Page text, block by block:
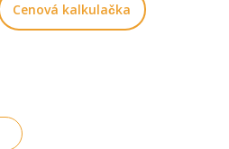
Cenová kalkulačka